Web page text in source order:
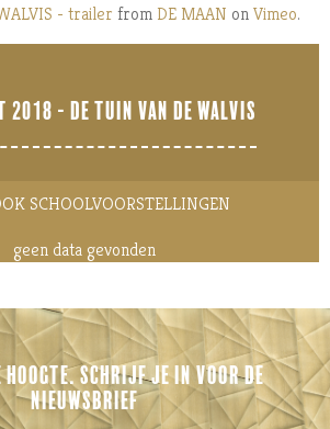
- trailer from DE MAAN onVimeo.
2018 - DE TUIN VAN DE WALVIS
SCHOOLVOORSTELLINGEN
geen data gevonden
SCHRIJF JE IN VOOR DE
NIEUWSBRIEF